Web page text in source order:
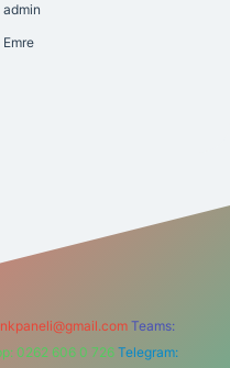
admin
Emre
Teams:
0262 606 0 726 Telegram: